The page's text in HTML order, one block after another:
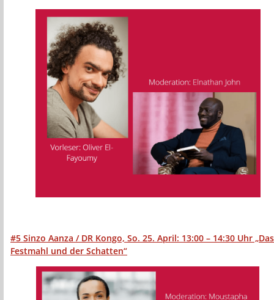
#5 Sinzo Aanza / DR Kongo, So. 25. April: 13:00 – 14:30 Uhr „Das
Festmahl und der Schatten“